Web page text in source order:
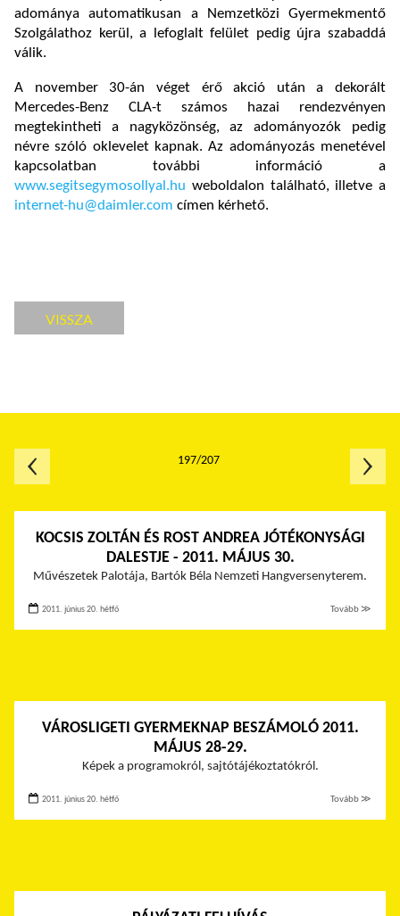
adománya automatikusan a Nemzetközi Gyermekmentő
Szolgálathoz kerül, a lefoglalt felület pedig újra szabaddá
válik.
A november 30-án véget érő akció után a dekorált
Mercedes-Benz CLA-t számos hazai rendezvényen
megtekintheti a nagyközönség, az adományozók pedig
névre szóló oklevelet kapnak. Az adományozás menetével
kapcsolatban további információ a
www.segitsegymosollyal.hu weboldalon található, illetve a
internet-hu@daimler.com címen kérhető.
VISSZA
KOCSIS ZOLTÁN ÉS ROST ANDREA JÓTÉKONYSÁGI
DALESTJE - 2011. MÁJUS 30.
Művészetek Palotája, Bartók Béla Nemzeti Hangversenyterem.
2011. június 20. hétfő Tovább ≫
VÁROSLIGETI GYERMEKNAP BESZÁMOLÓ 2011.
MÁJUS 28-29.
Képek a programokról, sajtótájékoztatókról.
2011. június 20. hétfő Tovább ≫
197/207